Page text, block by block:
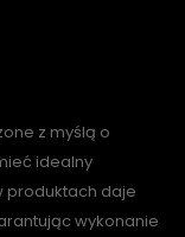
z myślą o
idealny
produktach daje
wykonanie